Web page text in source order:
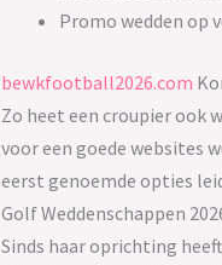
Promo wedden op
bewkfootball2026.com
Zo heet een croupier ook
voor een goede websites
eerst genoemde opties
Golf Weddenschappen
Sinds haar oprichting